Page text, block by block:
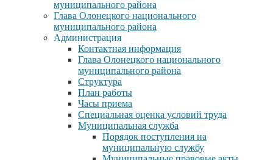
муниципального района
Глава Олонецкого национального
муниципального района
Администрация
Контактная информация
Глава Олонецкого национального
муниципального района
Структура
План работы
Часы приема
Специальная оценка условий труда
Муниципальная служба
Порядок поступления на
муниципальную службу